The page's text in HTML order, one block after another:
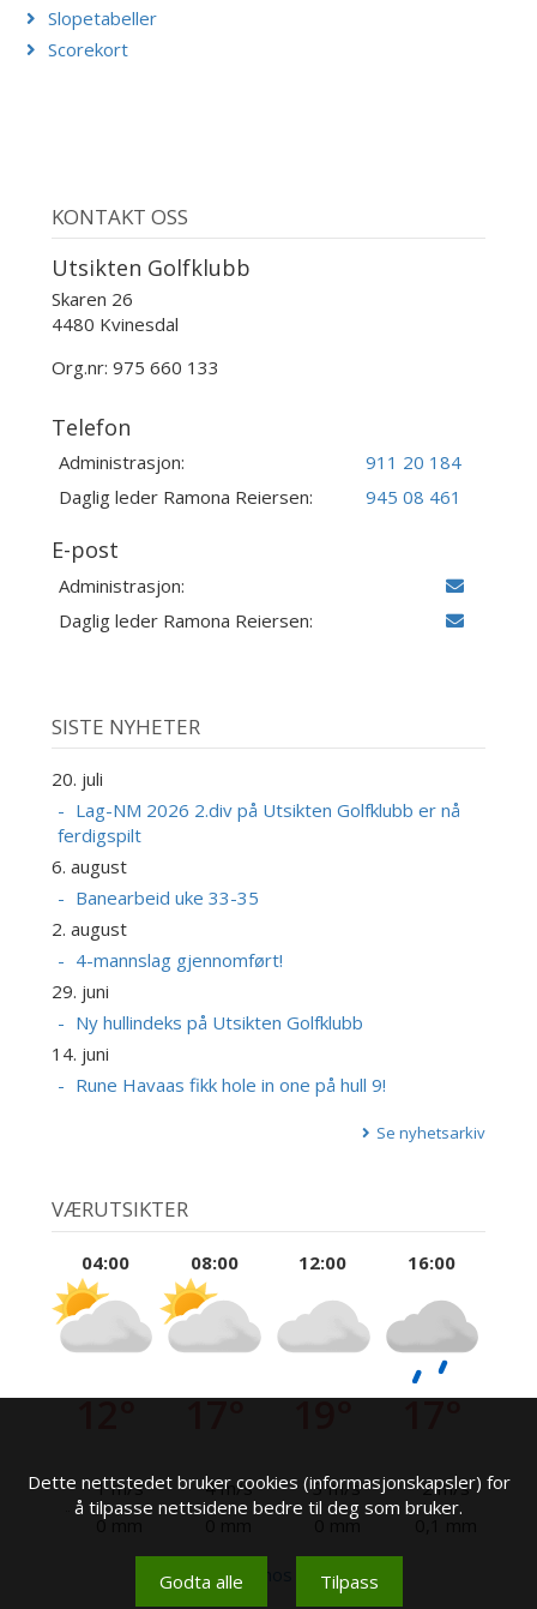
Slopetabeller
Scorekort
KONTAKT OSS
Utsikten Golfklubb
Skaren 26
4480 Kvinesdal
Org.nr: 975 660 133
Telefon
Administrasjon:
911 20 184
Daglig leder Ramona Reiersen:
945 08 461
E-post
Administrasjon:
Daglig leder Ramona Reiersen:
SISTE NYHETER
20. juli
Lag-NM 2026 2.div på Utsikten Golfklubb er nå
ferdigspilt
6. august
Banearbeid uke 33-35
2. august
4-mannslag gjennomført!
29. juni
Ny hullindeks på Utsikten Golfklubb
14. juni
Rune Havaas fikk hole in one på hull 9!
Se nyhetsarkiv
VÆRUTSIKTER
04:00
12°
1 m/s
0 mm
08:00
17°
4 m/s
12:00
19°
3 m/s
0 mm
16:00
17°
2 m/s
Se mer hos yr.no
Dette nettstedet bruker cookies (informasjonskapsler) for
å tilpasse nettsidene bedre til deg som bruker.
Godta alle Tilpass